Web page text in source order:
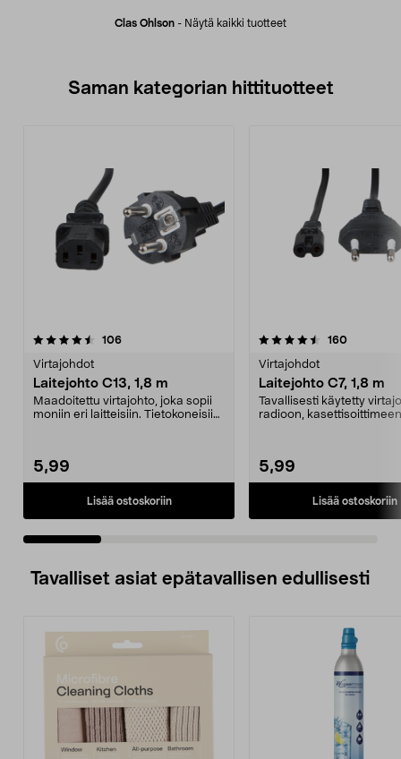
Clas Ohlson - Näytä kaikki tuotteet
Saman kategorian hittituotteet
106arvostelut
Virtajohdot
Laitejohto C13, 1,8 m
Maadoitettu virtajohto, joka sopii
moniin eri laitteisiin. Tietokoneisiin,
5,99
Lisää ostoskoriin
4.5 viidestä
160arvostelut
Virtajohdot
Laitejohto C7, 1,8 m
Tavallisesti käytetty
radioon,
5,99
Lisää ostoskoriin
4.5 viidestä
Tavalliset asiat epätavallisen edullisesti